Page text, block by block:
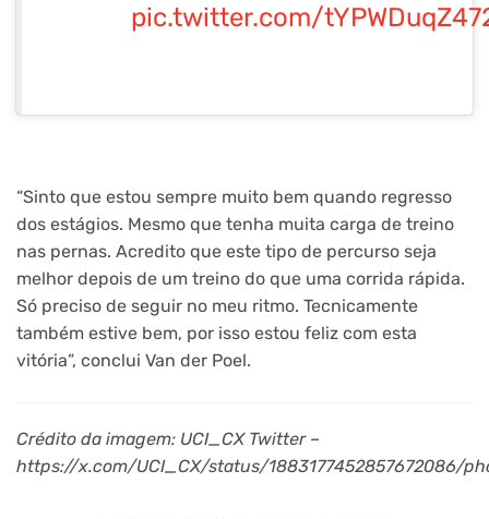
pic.twitter.com/tYPWDuqZ47
“Sinto que estou sempre muito bem quando regresso
dos estágios. Mesmo que tenha muita carga de treino
nas pernas. Acredito que este tipo de percurso seja
melhor depois de um treino do que uma corrida rápida.
Só preciso de seguir no meu ritmo. Tecnicamente
também estive bem, por isso estou feliz com esta
vitória”, conclui Van der Poel.
Crédito da imagem: UCI_CX Twitter –
https://x.com/UCI_CX/status/1883177452857672086/